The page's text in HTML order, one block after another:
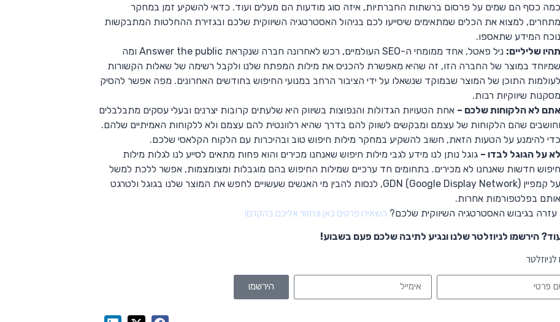
כמה כסף הם שמים על פרסום ברשתות החברתיות, איזה סוג מודעות הם מעלים ועוד. כדאי להשקיע זמן במחקר
מתחרים, למצוא את הכלים שמתאימים שיסייעו לכם בניהול האסטרטגיה השיווקית שלכם ובגזירת ההחלטות המתבקשות
נוכח המידע שתאספו.
תהיו שליליים:
ניל פאטל, אחד ממומחי ה-SEO העולמיים, רכש לאחרונה חברה שנקראת Answer the public ומה
שמיוחד במוצר של החברה הזו, זה שהיא מאפשרת להכניס את מילות המפתח שלנו ולקבל רשימה של שאלות הקשורות
לעולמות התוכן של המוצר שבמוקד שנשאלו על ידי הציבור הרחב במנועי החיפוש בחודשים האחרונים. מפה אפשר להסיק
מסקנות שיווקיות רבות.
אתם לא הלקוחות שלכם – אחת הטעויות הגדולות והנפוצות בשיווק היא שלעתים קרובות יצרנים ובעלי עסקים מתבלבלים
וחושבים שהם הלקוחות של עצמם ומבקשים לשווק להם בדרך שהיא רלוונטית להם עצמם ולא ללקוחות האמיתיים שלהם.
כדי להימנע על הטעות הזאת, חשוב להשקיע במחקר מילות חיפוש טוב ובהיכרות עם הלקוח הקלאסי שלכם.
לא על הגוגל לבדו – גוגל נותן לנו מידע לגבי מילות חיפוש שאנחנו מכירים והוא פחות מתאים לסייע לנו לגלות מילות
חיפוש חדשות שאנחנו לא מכירים. בתחומים חד ערכיים שמילות החיפוש בהם מוגבלות ומצומצמות, אפשר ללכת למשל
על קמפיין GDN (Google Display Network), לנסות להבין מי האנשים שעשויים לחפש את המוצר שלנו בגוגל ולטרגט
אותם בפלטפורמות אחרות.
עזרה בגיבוש האסטרטגיה השיווקית שלכם? השאירו פרטים כאן ונחזור אליכם בהקדם!
הירשמו לניוזלטר שלנו ונגיע לתיבה שלכם פעם בשבוע!